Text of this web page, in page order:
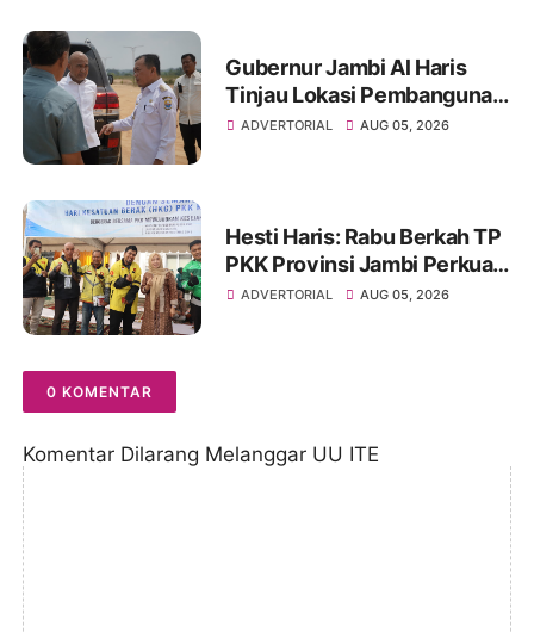
Gubernur Jambi Al Haris
Tinjau Lokasi Pembangunan
Sekolah Rakyat dan Lokasi
ADVERTORIAL AUG 05, 2026
Hesti Haris: Rabu Berkah TP
PKK Provinsi Jambi Perkuat
Literasi Keuangan dan
ADVERTORIAL AUG 05, 2026
0 KOMENTAR
Komentar Dilarang Melanggar UU ITE